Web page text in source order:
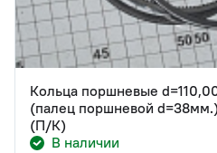
Кольца поршневые
(палец поршневой
(П/К)
В наличии